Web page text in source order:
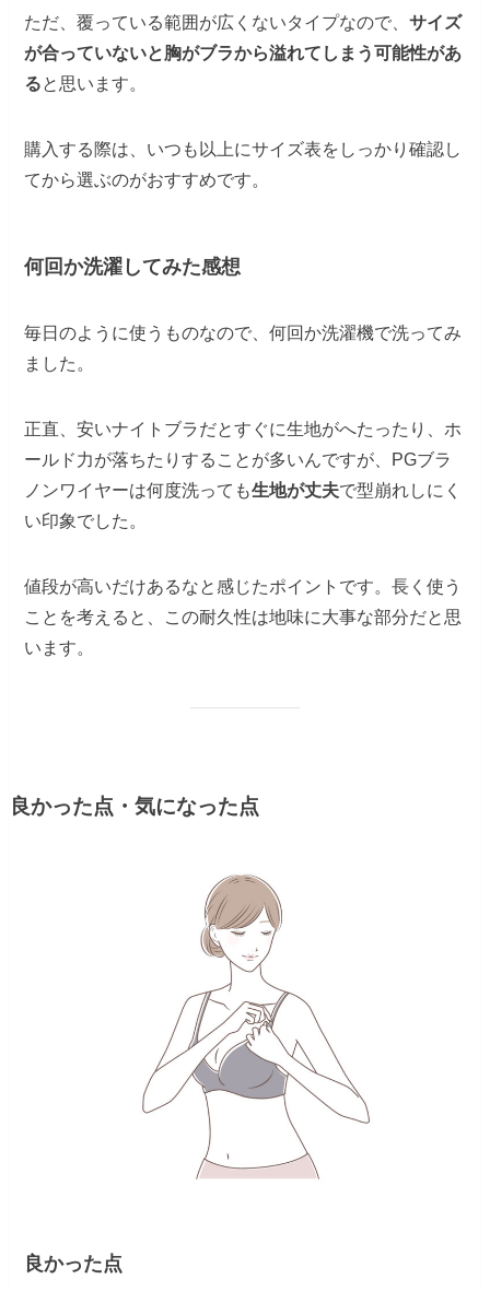
ただ、覆っている範囲が広くないタイプなので、サイズ
が合っていないと胸がブラから溢れてしまう可能性があ
ると思います。
購入する際は、いつも以上にサイズ表をしっかり確認し
てから選ぶのがおすすめです。
何回か洗濯してみた感想
毎日のように使うものなので、何回か洗濯機で洗ってみ
ました。
正直、安いナイトブラだとすぐに生地がへたったり、ホ
ールド力が落ちたりすることが多いんですが、PGブラ
ノンワイヤーは何度洗っても生地が丈夫で型崩れしにく
い印象でした。
値段が高いだけあるなと感じたポイントです。長く使う
ことを考えると、この耐久性は地味に大事な部分だと思
います。
良かった点・気になった点
良かった点